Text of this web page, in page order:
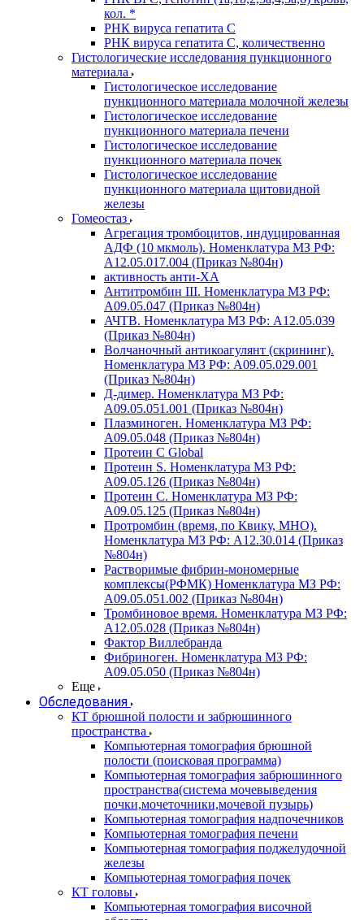
кол. *
РНК вируса гепатита C
РНК вируса гепатита C, количественно
Гистологические исследования пункционного
материала
Гистологическое исследование
пункционного материала молочной железы
Гистологическое исследование
пункционного материала печени
Гистологическое исследование
пункционного материала почек
Гистологическое исследование
пункционного материала щитовидной
железы
Гомеостаз
Агрегация тромбоцитов, индуцированная
АДФ (10 мкмоль). Номенклатура МЗ РФ:
A12.05.017.004 (Приказ №804н)
активность анти-ХА
Антитромбин III. Номенклатура МЗ РФ:
A09.05.047 (Приказ №804н)
АЧТВ. Номенклатура МЗ РФ: A12.05.039
(Приказ №804н)
Волчаночный антикоагулянт (скрининг).
Номенклатура МЗ РФ: A09.05.029.001
(Приказ №804н)
Д-димер. Номенклатура МЗ РФ:
A09.05.051.001 (Приказ №804н)
Плазминоген. Номенклатура МЗ РФ:
A09.05.048 (Приказ №804н)
Протеин C Global
Протеин S. Номенклатура МЗ РФ:
A09.05.126 (Приказ №804н)
Протеин С. Номенклатура МЗ РФ:
A09.05.125 (Приказ №804н)
Протромбин (время, по Квику, МНО).
Номенклатура МЗ РФ: A12.30.014 (Приказ
№804н)
Растворимые фибрин-мономерные
комплексы(РФМК) Номенклатура МЗ РФ:
A09.05.051.002 (Приказ №804н)
Тромбиновое время. Номенклатура МЗ РФ:
A12.05.028 (Приказ №804н)
Фактор Виллебранда
Фибриноген. Номенклатура МЗ РФ:
A09.05.050 (Приказ №804н)
Еще
Обследования
КТ брюшной полости и забрюшинного
пространства
Компьютерная томография брюшной
полости (поисковая программа)
Компьютерная томография забрюшинного
пространства(система мочевыведения
почки,мочеточники,мочевой пузырь)
Компьютерная томография надпочечников
Компьютерная томография печени
Компьютерная томография поджелудочной
железы
Компьютерная томография почек
КТ головы
Компьютерная томография височной